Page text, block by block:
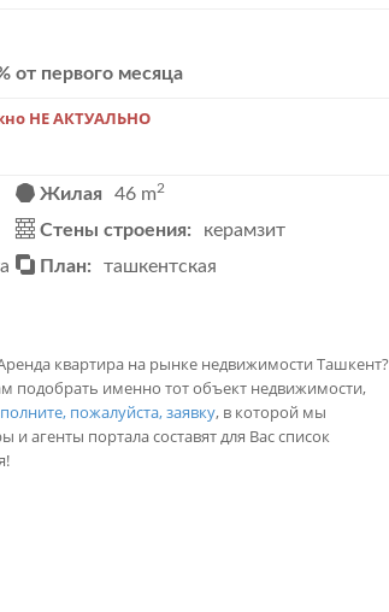
от первого месяца
НЕ АКТУАЛЬНО
Жилая 46 m2
Стены строения:
керамзит
План:
ташкентская
квартира на рынке недвижимости Ташкент?
подобрать именно тот объект недвижимости,
пожалуйста, заявку, в которой мы
агенты портала составят для Вас список